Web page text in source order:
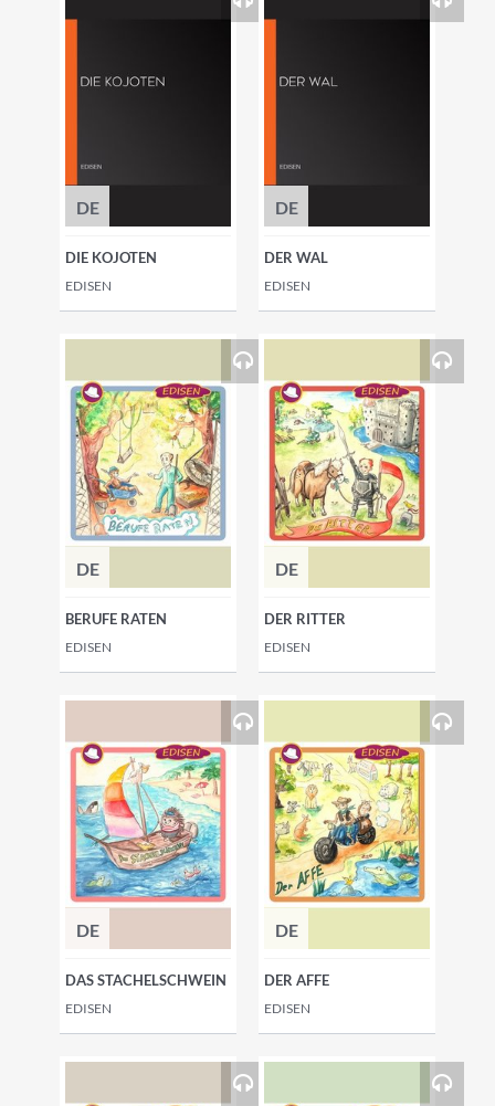
DE
DIE KOJOTEN
EDISEN
DE
DER WAL
EDISEN
DE
BERUFE RATEN
EDISEN
DE
DER RITTER
EDISEN
DE
DAS STACHELSCHWEIN
EDISEN
DE
DER AFFE
EDISEN